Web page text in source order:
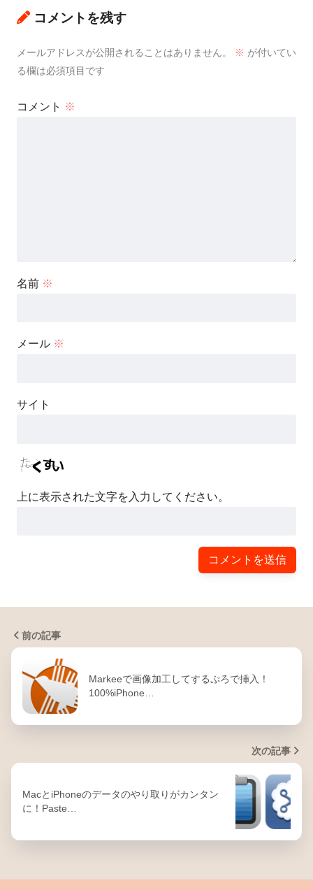
コメントを残す
メールアドレスが公開されることはありません。 ※ が付いてい
る欄は必須項目です
コメント ※
名前 ※
メール ※
サイト
上に表示された文字を入力してください。
前の記事
Markeeで画像加工してするぷろで挿入！
100%iPhone…
次の記事
MacとiPhoneのデータのやり取りがカンタン
に！Paste…